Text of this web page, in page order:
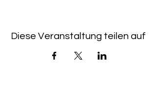
Diese Veranstaltung teilen auf